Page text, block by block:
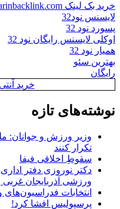
خرید بک لینک behtarinbacklink.com
لایسنس نود32
پسورد نود 32
اوکلی لایسنس رایگان نود 32
همیار نود 32
بهترین سئو
رایگان
خرید
نوشته‌های تازه
وزیر ورزش و جوانان:
تکرار کنند
سقوطِ اخلاقی فیفا
دکتر نوروزی دفتر
ورزشی آذربایجان غربی
انتخابات
پرسپولیس افشا کرد!